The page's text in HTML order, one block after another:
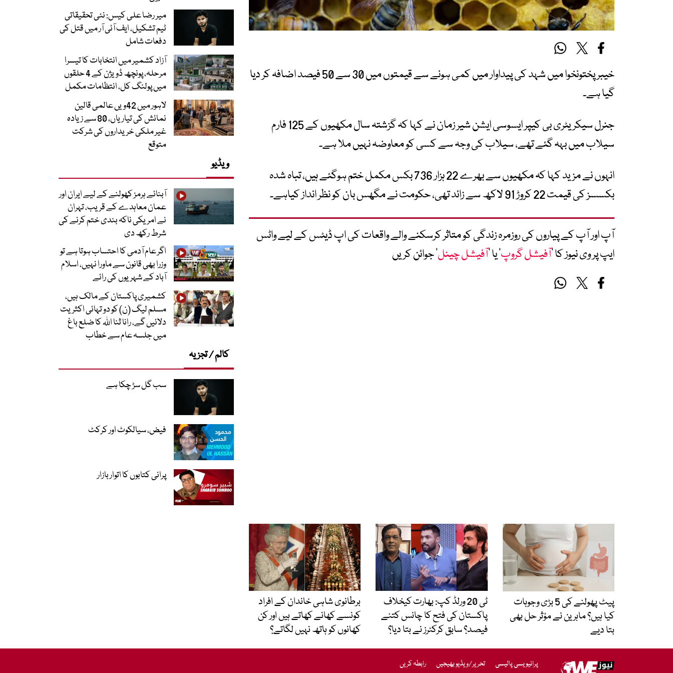
خیبرپختونخوا میں شہد کی پیداوار میں کمی ہونے سے قیمتوں میں 30 سے 50 فیصد اضافہ کر دیا
گیا ہے۔
جنرل سیکریٹری بی کیپر ایسوسی ایشن شیر زمان نے کہا کہ گزشتہ سال مکھیوں کے 125 فارم
سیلاب میں بہہ گئے تھے، سیلاب کی وجہ سے کسی کو معاوضہ نہیں ملا ہے۔
انہوں نے مزید کہا کہ مکھیوں سے بھرے 22 ہزار 736 بکس مکمل ختم ہوگئے ہیں، تباہ شدہ
بکسسز کی قیمت 22 کروڑ 91 لاکھ سے زائد تھی، حکومت نے مگھس بان کو نظر انداز کیاہے۔
آپ اور آپ کے پیاروں کی روزمرہ زندگی کو متاثر کرسکنے والے واقعات کی اپ ڈیٹس کے لیے واٹس
ایپ پر وی نیوز کا ’آفیشل گروپ‘ یا ’آفیشل چینل‘ جوائن کریں
پیٹ پھولنے کی 5 بڑی وجوہات
کیا ہیں؟ ماہرین نے مؤثر حل بھی
بتا دیے
ٹی 20 ورلڈ کپ: بھارت کیخلاف
پاکستان کی فتح کا چانس کتنے
فیصد؟ سابق کرکٹرز نے بتا دیا؟
برطانوی شاہی خاندان کے افراد
کونسے کھانے کھاتے ہیں اور کن
کھانوں کو ہاتھ نہیں لگاتے؟
میر رضا علی کیس: نئی تحقیقاتی
ٹیم تشکیل، ایف آئی آر میں قتل کی
دفعات شامل
آزاد کشمیر میں انتخابات کا تیسرا
مرحلہ، پونچھ ڈویژن کے 4 حلقوں
میں پولنگ کل، انتظامات مکمل
لاہور میں 42ویں عالمی قالین
نمائش کی تیاریاں، 80 سے زیادہ
غیر ملکی خریداروں کی شرکت
متوقع
ویڈیو
آبنائے ہرمز کھولنے کے لیے ایران اور
عمان معاہدے کے قریب، تہران
نے امریکی ناکہ بندی ختم کرنے کی
شرط رکھ دی
اگر عام آدمی کا احتساب ہوتا ہے تو
وزرا بھی قانون سے ماورا نہیں، اسلام
آباد کے شہریوں کی رائے
کشمیری پاکستان کے مالک ہیں،
مسلم لیگ (ن) کو دو تہائی اکثریت
دلائیں گے، رانا ثنا اللہ کا ضلع باغ
میں جلسہ عام سے خطاب
کالم / تجزیہ
سب گل سڑ چکا ہے
فیض، سیالکوٹ اور کرکٹ
پرانی کتابوں کا اتوار بازار
پرائیویسی پالیسی تحریر/ویڈیو بھیجیں رابطہ کریں